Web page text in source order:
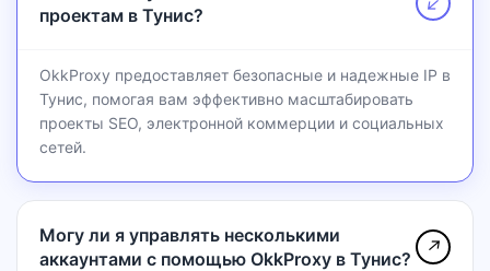
проектам в Тунис?
OkkProxy предоставляет безопасные и надежные IP в
Тунис, помогая вам эффективно масштабировать
проекты SEO, электронной коммерции и социальных
сетей.
Могу ли я управлять несколькими
аккаунтами с помощью OkkProxy в Тунис?
↗